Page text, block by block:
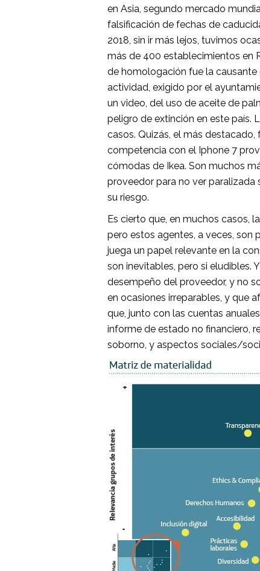
en Asia, segundo mercado
falsificación de fechas de
2018, sin ir más lejos, tuvimos
más de 400 establecimientos en
de homologación fue la causante
actividad, exigido por el
un video, del uso de aceite de
peligro de extinción en este país.
casos. Quizás, el más
competencia con el Iphone 7
cómodas de Ikea. Son muchos
proveedor para no ver paralizada
su riesgo.
Es cierto que, en muchos casos,
pero estos agentes, a veces, son
juega un papel relevante en la
son inevitables, pero si eludibles.
desempeño del proveedor, y no
en ocasiones irreparables, y que
que, junto con las cuentas
informe de estado no financiero,
soborno, y aspectos sociales/